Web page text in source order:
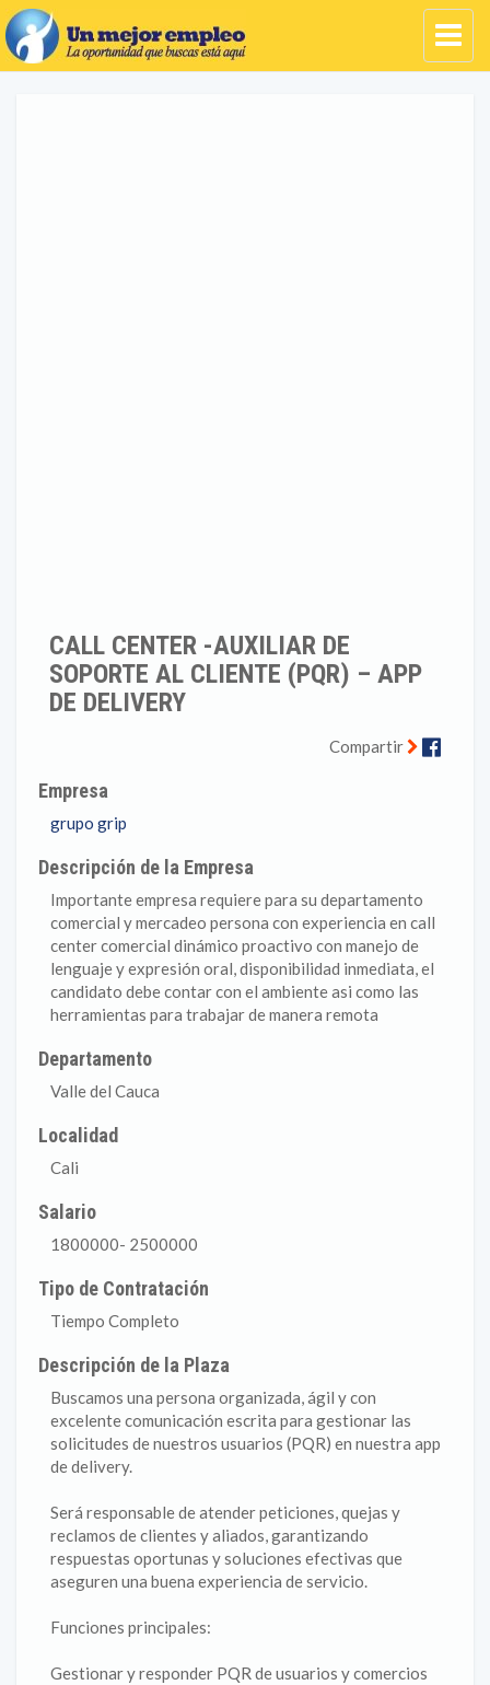
CALL CENTER -AUXILIAR DE
SOPORTE AL CLIENTE (PQR) – APP
DE DELIVERY
Compartir
Empresa
grupo grip
Descripción de la Empresa
Importante empresa requiere para su departamento
comercial y mercadeo persona con experiencia en call
center comercial dinámico proactivo con manejo de
lenguaje y expresión oral, disponibilidad inmediata, el
candidato debe contar con el ambiente asi como las
herramientas para trabajar de manera remota
Departamento
Valle del Cauca
Localidad
Cali
Salario
1800000- 2500000
Tipo de Contratación
Tiempo Completo
Descripción de la Plaza
Buscamos una persona organizada, ágil y con
excelente comunicación escrita para gestionar las
solicitudes de nuestros usuarios (PQR) en nuestra app
de delivery.
Será responsable de atender peticiones, quejas y
reclamos de clientes y aliados, garantizando
respuestas oportunas y soluciones efectivas que
aseguren una buena experiencia de servicio.
Funciones principales:
Gestionar y responder PQR de usuarios y comercios